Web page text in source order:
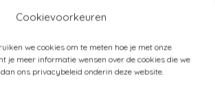
Cookievoorkeuren
we cookies om te meten hoe je met onze
je meer informatie wensen over de cookies die we
ons privacybeleid onderin deze website.
B